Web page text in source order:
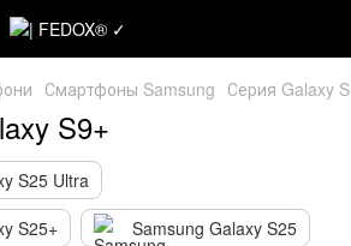
Смартфоны Samsung Серия Galaxy S
S9+
S25 Ultra
S25+
Samsung Galaxy S25